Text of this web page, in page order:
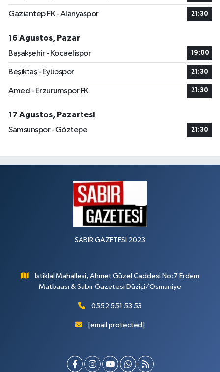
Gaziantep FK - Alanyaspor 21:30
16 Ağustos, Pazar
Başakşehir - Kocaelispor
19:00
Beşiktaş - Eyüpspor 21:30
Amed - Erzurumspor FK 21:30
17 Ağustos, Pazartesi
Samsunspor - Göztepe
21:30
SABIR GAZETESİ 2023
İstiklal Mahallesi, Ahmet Güzel Caddesi No:7 Erdem
Matbaası & Sabır Gazetesi Düziçi/Osmaniye
0552 551 53 53
[email protected]